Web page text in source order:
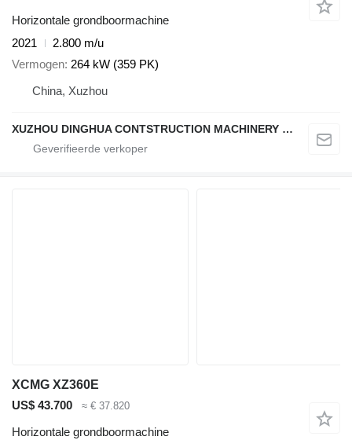
Horizontale grondboormachine
2021
2.800 m/u
Vermogen 264 kW (359 PK)
China, Xuzhou
XUZHOU DINGHUA CONTSTRUCTION MACHINERY CO., LTD.
XCMG XZ360E
US$ 43.700
≈ € 37.820
Horizontale grondboormachine